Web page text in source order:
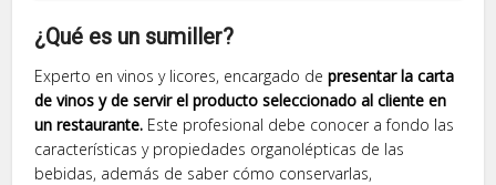
¿Qué es un sumiller?
Experto en vinos y licores, encargado de presentar la carta
de vinos y de servir el producto seleccionado al cliente en
un restaurante. Este profesional debe conocer a fondo las
características y propiedades organolépticas de las
bebidas, además de saber cómo conservarlas,